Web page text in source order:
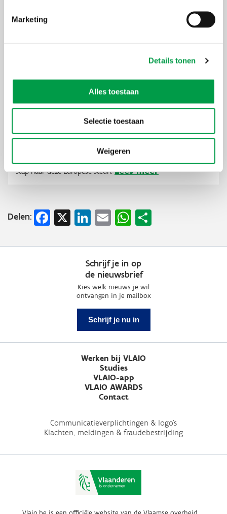
Marketing
Details tonen
Alles toestaan
Selectie toestaan
Weigeren
Europese subsidies voor onderzoek, innovatie en
digitalisering? NCP Flanders helpt je op weg!
Ga voor slimme en duurzame projecten met Horizon Europe
stap naar deze Europese steun. Lees meer
Delen: Facebook
X LinkedIn
EmailWhatsApp
Schrijf je in op
de nieuwsbrief
Kies welk nieuws je wil
ontvangen in je mailbox
Schrijf je nu in
Werken bij VLAIO
Studies
VLAIO-app
VLAIO AWARDS
Contact
Communicatieverplichtingen & logo's
Klachten, meldingen & fraudebestrijding